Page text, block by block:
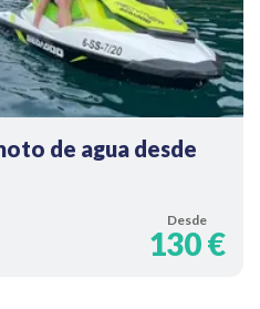
de agua desde
Desde
130 €